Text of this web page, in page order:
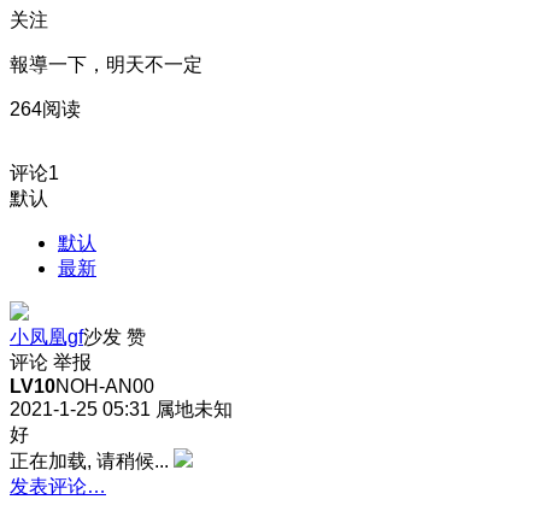
关注
報導一下，明天不一定
264阅读
评论1
默认
默认
最新
小凤凰gf沙发 赞
评论 举报
LV10NOH-AN00
2021-1-25 05:31 属地未知
好
正在加载, 请稍候...
发表评论…